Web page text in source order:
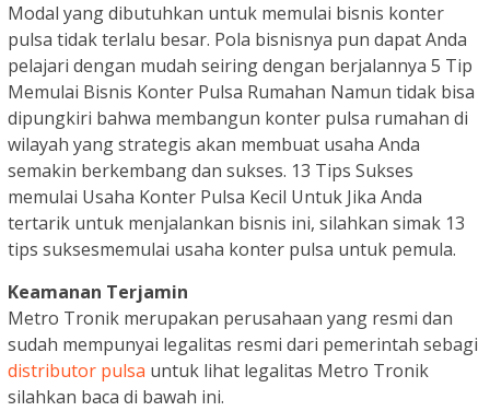
Modal yang dibutuhkan untuk memulai bisnis konter
pulsa tidak terlalu besar. Pola bisnisnya pun dapat Anda
pelajari dengan mudah seiring dengan berjalannya 5 Tip
Memulai Bisnis Konter Pulsa Rumahan Namun tidak bisa
dipungkiri bahwa membangun konter pulsa rumahan di
wilayah yang strategis akan membuat usaha Anda
semakin berkembang dan sukses. 13 Tips Sukses
memulai Usaha Konter Pulsa Kecil Untuk Jika Anda
tertarik untuk menjalankan bisnis ini, silahkan simak 13
tips suksesmemulai usaha konter pulsa untuk pemula.
Keamanan Terjamin
Metro Tronik merupakan perusahaan yang resmi dan
sudah mempunyai legalitas resmi dari pemerintah sebagi
distributor pulsa untuk lihat legalitas Metro Tronik
silahkan baca di bawah ini.